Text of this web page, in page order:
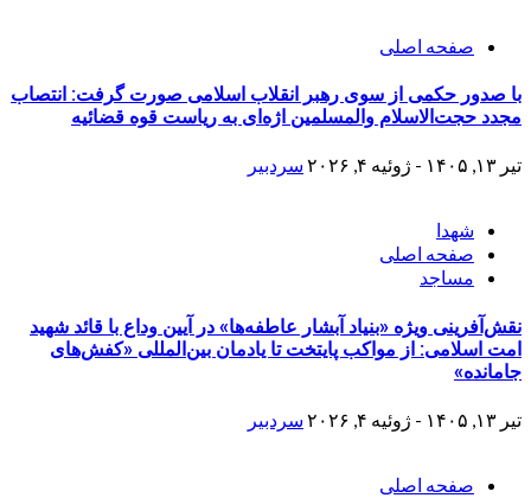
صفحه اصلی
با صدور حکمی از سوی رهبر انقلاب اسلامی صورت گرفت: انتصاب
مجدد حجت‌الاسلام والمسلمین اژه‌ای به ریاست قوه قضائیه
تیر ۱۳, ۱۴۰۵ - ژوئیه ۴, ۲۰۲۶ سردبیر
شهدا
صفحه اصلی
مساجد
نقش‌آفرینی ویژه «بنیاد آبشار عاطفه‌ها» در آیین وداع با قائد شهید
امت اسلامی: از مواکب پایتخت تا یادمان بین‌المللی «کفش‌های
جامانده»
تیر ۱۳, ۱۴۰۵ - ژوئیه ۴, ۲۰۲۶ سردبیر
صفحه اصلی